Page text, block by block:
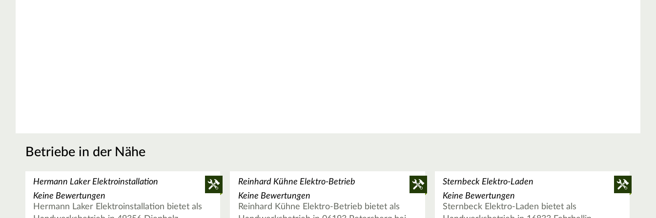
Betriebe in der Nähe
Hermann Laker Elektroinstallation
Keine Bewertungen
Hermann Laker Elektroinstallation bietet als
Reinhard Kühne Elektro-Betrieb
Keine Bewertungen
Reinhard Kühne Elektro-Betrieb bietet als
Sternbeck Elektro-Laden
Keine Bewertungen
Sternbeck Elektro-Laden bietet als